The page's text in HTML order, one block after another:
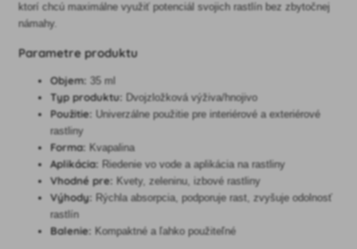
ktorí chcú maximálne využiť potenciál svojich rastlín bez zbytočnej
námahy.
Parametre produktu
Objem: 35 ml
Typ produktu: Dvojzložková výživa/hnojivo
Použitie: Univerzálne použitie pre interiérové a exteriérové
rastliny
Forma: Kvapalina
Aplikácia: Riedenie vo vode a aplikácia na rastliny
Vhodné pre: Kvety, zeleninu, izbové rastliny
Výhody: Rýchla absorpcia, podporuje rast, zvyšuje odolnosť
rastlín
Balenie: Kompaktné a ľahko použiteľné